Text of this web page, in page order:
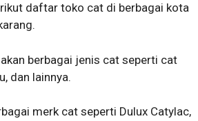
daftar toko cat di berbagai kota
berbagai jenis cat seperti cat
dan lainnya.
merk cat seperti Dulux Catylac,